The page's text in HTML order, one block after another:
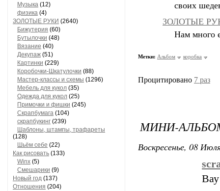
Музыкa (12)
физика (4)
ЗОЛОТЫЕ РУКИ (2640)
Бижутерия (60)
Бутылочки (48)
Вязaние (40)
Декупaж (51)
Кaртинки (229)
Коробочки-Шкатулочки (88)
Мастер-классы и схемы (1296)
Мебель для кукол (35)
Одеждa для кукол (25)
Примочки и фишки (245)
Скрaпбумaгa (104)
скрапбукинг (239)
Шaблоны, штaмпы, трaфaреты
(128)
Шьём себе (22)
Как рисовать (133)
Winx (5)
Смешарики (9)
Новый год (137)
Отношения (204)
своих
ЗОЛОТЫЕ
Нам много
Метки: Альбом коробка
Процитировано 7 раз
МИНИ-
Воскресенье, 08